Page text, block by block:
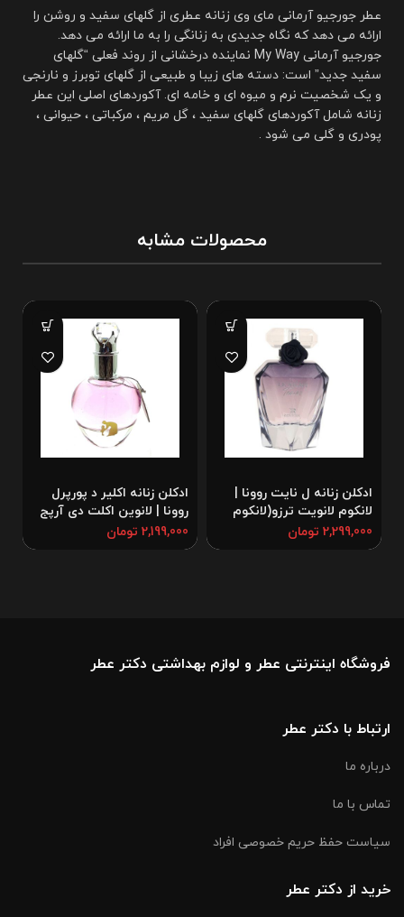
عطر جورجیو آرمانی مای وی زنانه عطری از گلهای سفید و روشن را
ارائه می دهد که نگاه جدیدی به زنانگی را به ما ارائه می دهد.
جورجیو آرمانی My Way نماینده درخشانی از روند فعلی “گلهای
سفید جدید” است: دسته های زیبا و طبیعی از گلهای توبرز و نارنجی
و یک شخصیت نرم و میوه ای و خامه ای. آکوردهای اصلی این عطر
زنانه شامل آکوردهای گلهای سفید ، گل مریم ، مرکباتی ، حیوانی ،
پودری و گلی می شود .
محصولات مشابه
ادکلن زنانه ل نایت روونا |
لانکوم لانویت ترزو(لانکوم
الماسی)
2,299,000 تومان
ادکلن زنانه اکلیر د پورپرل
روونا | لانوین اکلت دی آرپج
2,199,000 تومان
فروشگاه اینترنتی عطر و لوازم بهداشتی دکتر عطر
ارتباط با دکتر عطر
درباره ما
تماس با ما
سیاست حفظ حریم خصوصی افراد
خرید از دکتر عطر